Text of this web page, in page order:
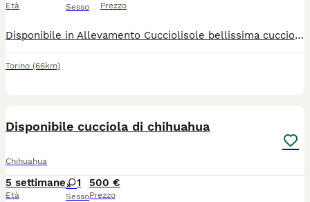
Età Sesso Prezzo
Disponibile in Allevamento Cucciolisole bellissima cucciola di chihuahua che si consegna DI PERSONA in tutta ITALIA da subito. La cucciola cucciola avrà doppia sverminazione, primo e secondo vaccino, libretto sanitario e visita veterinaria, microchip con relativo passaggio di proprietà, pedigree Enci e trattamento antiparassitario. Sarà abituata all'uso della traversina igienica e socializzata con altri cani e gatti. Cresce in famiglia giocando con bambini... Allevamento CUCCIOLISOLE anche whatapp
Torino (66km)
Disponibile cucciola di chihuahua
Chihuahua
5 settimane
Età
1
Sesso
500 €
Prezzo